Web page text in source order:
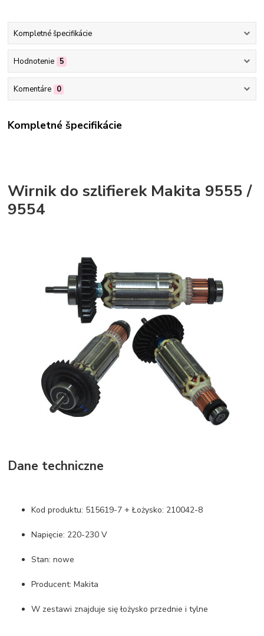
Kompletné špecifikácie
Hodnotenie 5
Komentáre 0
Kompletné špecifikácie
Wirnik do szlifierek Makita 9555 /
9554
Dane techniczne
Kod produktu: 515619-7 + Łożysko: 210042-8
Napięcie: 220-230 V
Stan: nowe
Producent: Makita
W zestawi znajduje się łożysko przednie i tylne